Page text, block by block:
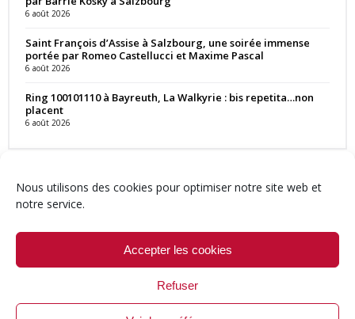
Nous utilisons des cookies pour optimiser notre site web et
notre service.
Accepter les cookies
Refuser
6 août 2026
Saint François d’Assise à Salzbourg, une soirée immense
portée par Romeo Castellucci et Maxime Pascal
6 août 2026
Ring 100101110 à Bayreuth, La Walkyrie : bis repetita…non
placent
6 août 2026